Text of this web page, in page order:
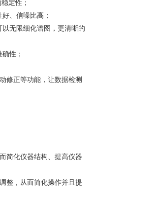
定性；
、信噪比高；
无限细化谱图，更清晰的
性；
修正等功能，让数据检测
简化仪器结构、提高仪器
整，从而简化操作并且提